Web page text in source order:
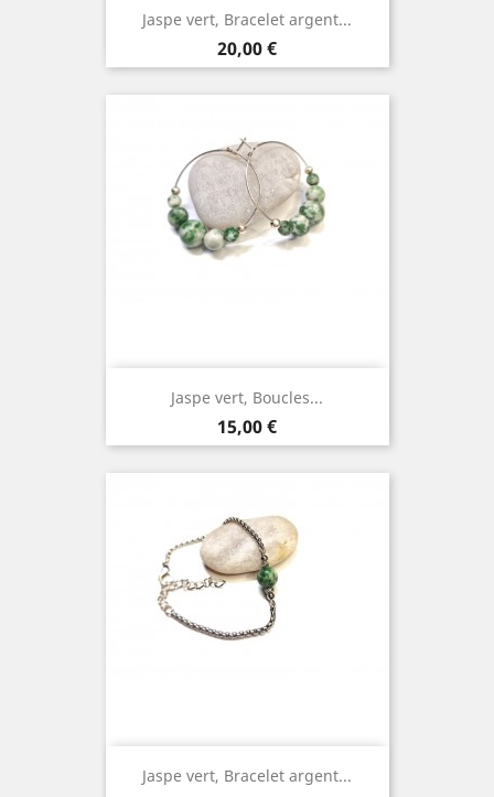
Jaspe vert, Bracelet argent...
Prix
20,00 €
Jaspe vert, Boucles...
Prix
15,00 €
Jaspe vert, Bracelet argent...